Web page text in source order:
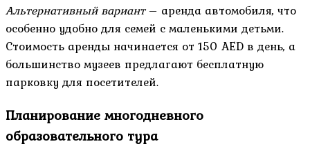
Альтернативный вариант– аренда автомобиля, что
особенно удобно для семей с маленькими детьми.
Стоимость аренды начинается от 150 AED в день, а
большинство музеев предлагают бесплатную
парковку для посетителей.
Планирование многодневного
образовательного тура